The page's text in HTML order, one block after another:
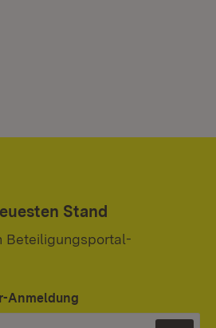
Stand
Beteiligungsportal-
Anmeldung